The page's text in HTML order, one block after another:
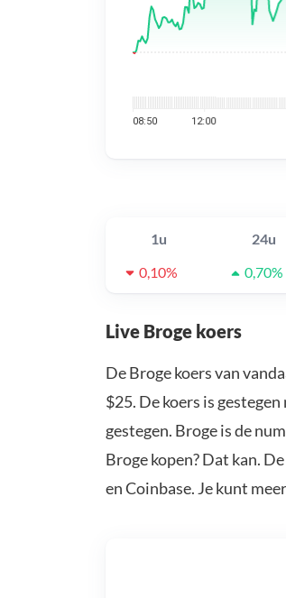
1u 24u
0,10%
0,70%
Live Broge koers
De Broge koers van
$25. De koers is gestegen
gestegen. Broge is de
Broge kopen? Dat kan.
en Coinbase. Je kunt